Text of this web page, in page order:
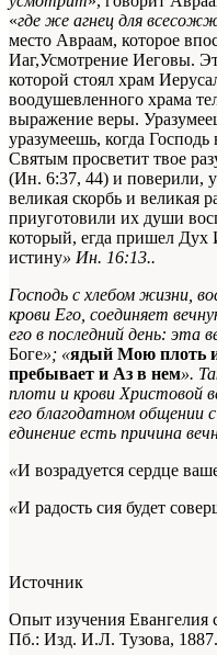
«где же агнец для
место Авраам, которое
Иаг,Усмотрение Иеговы.
которой стоял храм
воодушевленного храма
выражение веры.
уразумеешь, когда
Святым просветит твое
(Ин. 6:37, 44) и поверили,
великая скорбь и великая
приуготовили их души
который, егда пришел Дух
истину» Ин. 16:13..
Господь с хлебом жизни,
крови Его, соединяет
его в последний день: эта
Боге»; «ядый Мою плоть
пребывает и Аз в нем».
плоти и крови Христовой
его благодатном общении
единение есть причина
«И возрадуется сердце
«И радость сия будет
Источник
Опыт изучения Евангелия
Пб.: Изд. И.Л. Тузова,